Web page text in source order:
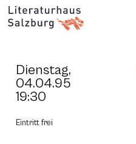
Dienstag,
04.04.95
19:30
Eintritt frei